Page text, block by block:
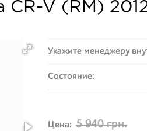
V (RM)
Укажите менеджеру
Состояние:
Цена: 5 940 грн.